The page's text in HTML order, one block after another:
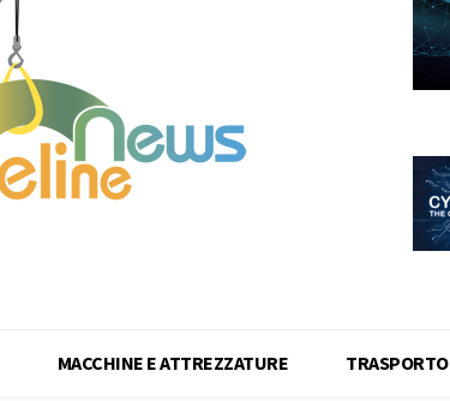
MACCHINE E ATTREZZATURE TRASPORTO